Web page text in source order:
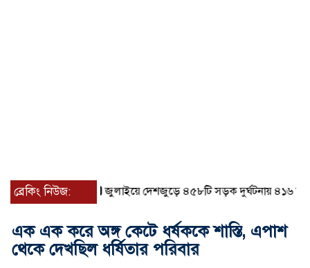
ব্রেকিং নিউজ: জুলাইয়ে দেশজুড়ে ৪৫৮টি সড়ক দুর্ঘটনায় ৪১৬ জন
এক এক করে অঙ্গ কেটে ধর্ষককে শাস্তি, এপাশ
থেকে দেখছিল ধর্ষিতার পরিবার